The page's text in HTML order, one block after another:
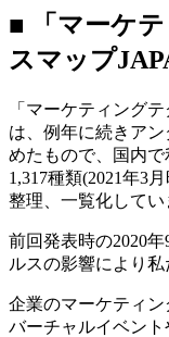
■ 「マーケ
スマップ
「マーケティング
は、例年に続きア
めたもので、国内
1,317種類(2021年3
整理、一覧化してい
前回発表時の2020
ルスの影響により
企業のマーケティ
バーチャルイベン